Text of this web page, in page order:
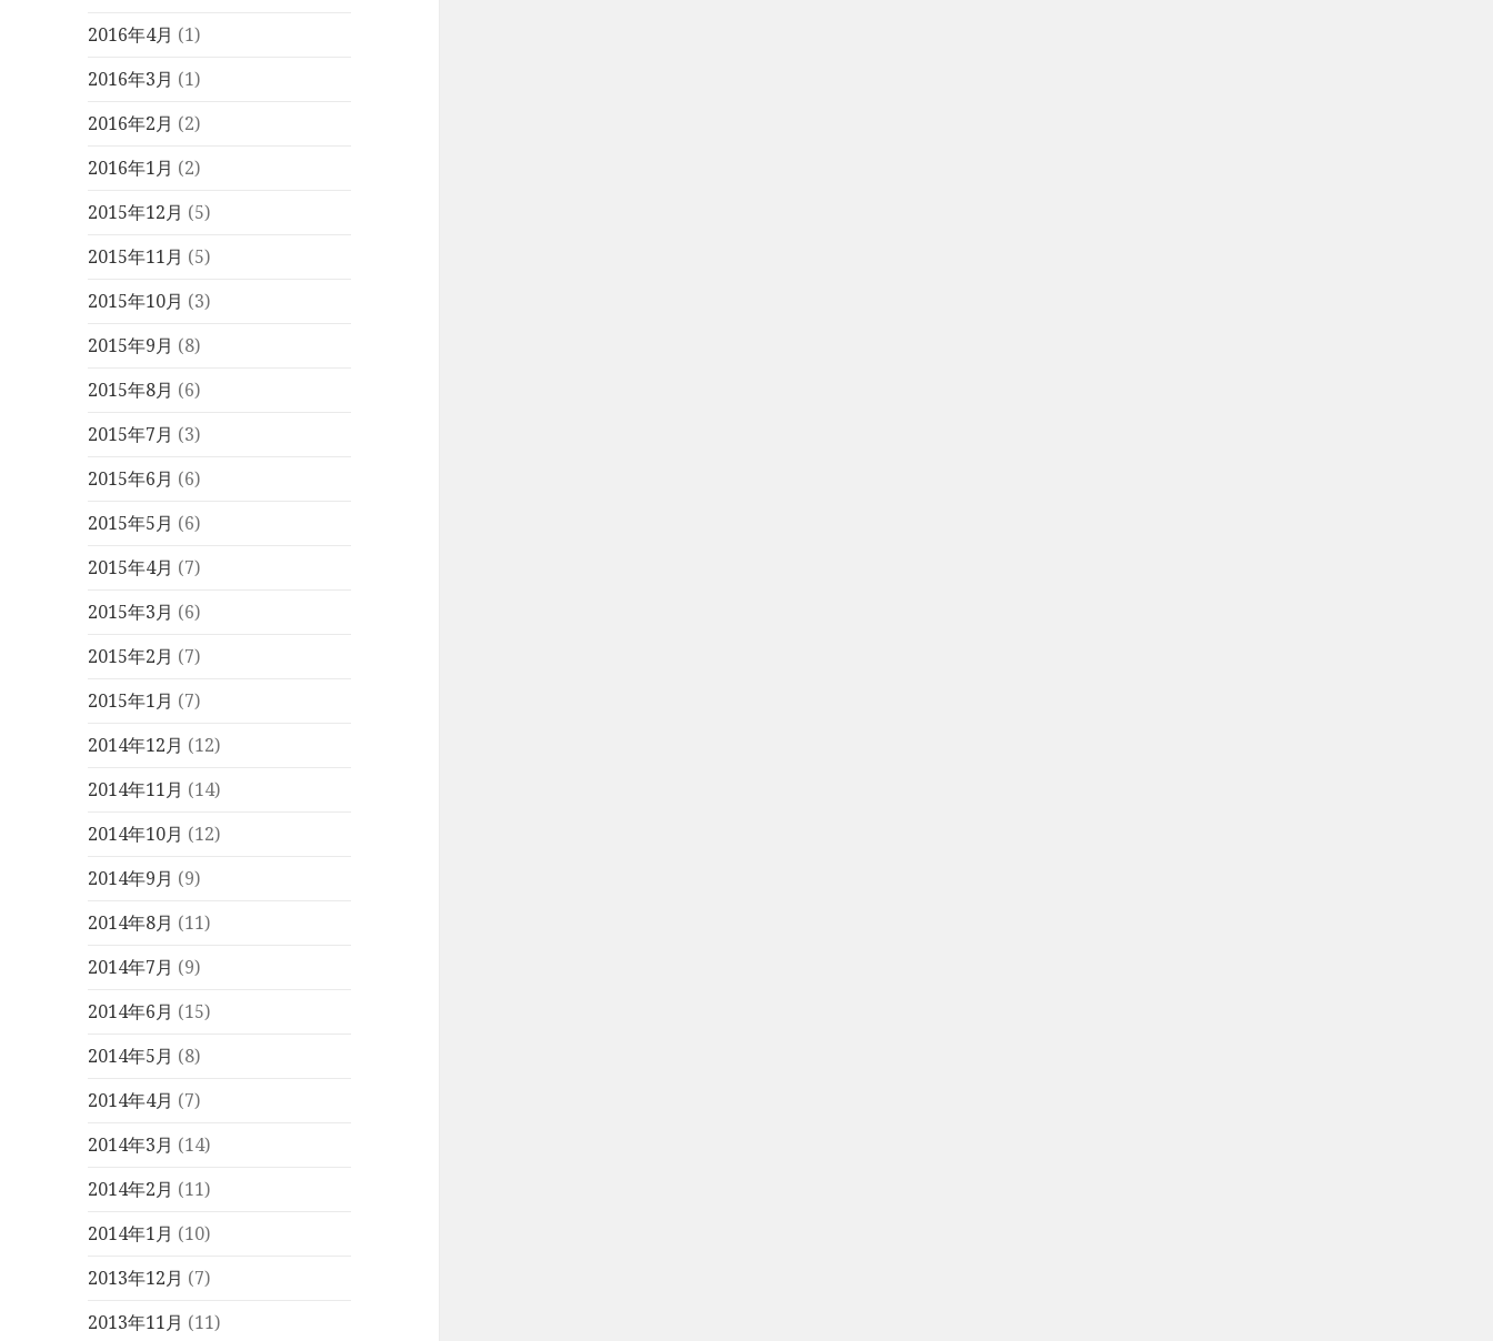
2016年4月 (1)
2016年3月 (1)
2016年2月 (2)
2016年1月 (2)
2015年12月 (5)
2015年11月 (5)
2015年10月 (3)
2015年9月 (8)
2015年8月 (6)
2015年7月 (3)
2015年6月 (6)
2015年5月 (6)
2015年4月 (7)
2015年3月 (6)
2015年2月 (7)
2015年1月 (7)
2014年12月 (12)
2014年11月 (14)
2014年10月 (12)
2014年9月 (9)
2014年8月 (11)
2014年7月 (9)
2014年6月 (15)
2014年5月 (8)
2014年4月 (7)
2014年3月 (14)
2014年2月 (11)
2014年1月 (10)
2013年12月 (7)
2013年11月 (11)